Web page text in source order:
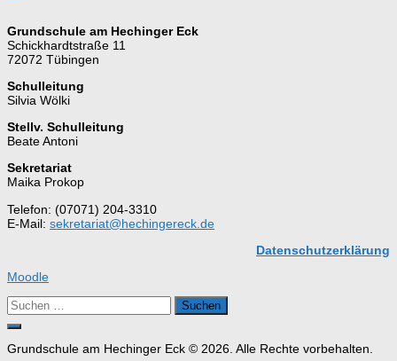
Grundschule am Hechinger Eck
Schickhardtstraße 11
72072 Tübingen
Schulleitung
Silvia Wölki
Stellv. Schulleitung
Beate Antoni
Sekretariat
Maika Prokop
Telefon: (07071) 204-3310
E-Mail: sekretariat@hechingereck.de
Datenschutzerklärung
Moodle
Suchen
nach:
Grundschule am Hechinger Eck © 2026. Alle Rechte vorbehalten.